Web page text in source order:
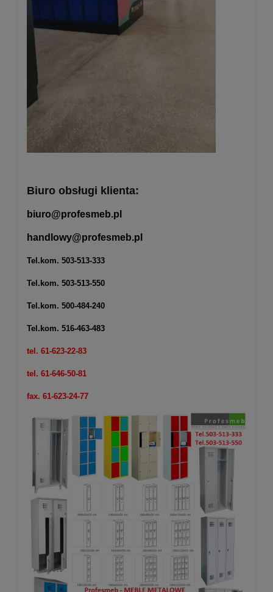
Biuro obsługi klienta:
biuro@profesmeb.pl
handlowy@profesmeb.pl
Tel.kom. 503-513-333
Tel.kom. 503-513-550
Tel.kom. 500-484-240
Tel.kom. 516-463-483
tel. 61-623-22-83
tel. 61-646-50-81
fax. 61-623-24-77